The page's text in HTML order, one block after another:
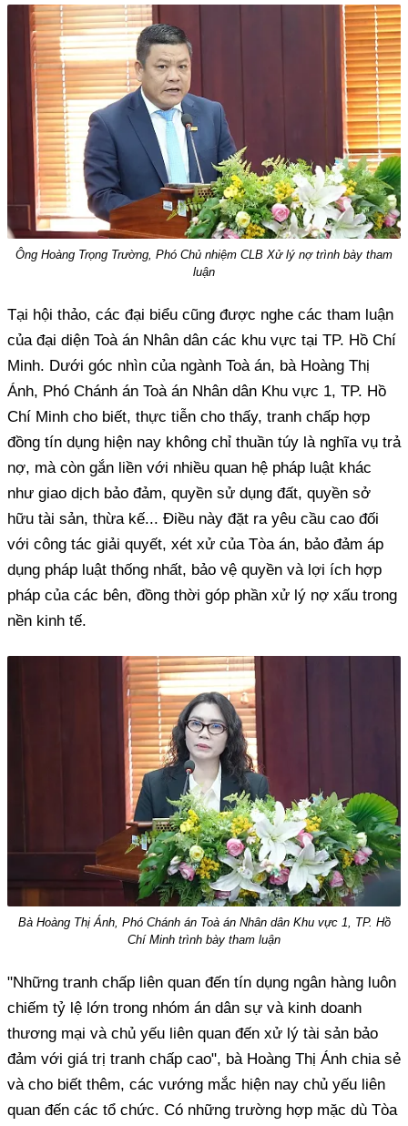
Ông Hoàng Trọng Trường, Phó Chủ nhiệm CLB Xử lý nợ trình bày tham
luận
Tại hội thảo, các đại biểu cũng được nghe các tham luận
của đại diện Toà án Nhân dân các khu vực tại TP. Hồ Chí
Minh. Dưới góc nhìn của ngành Toà án, bà Hoàng Thị
Ánh, Phó Chánh án Toà án Nhân dân Khu vực 1, TP. Hồ
Chí Minh cho biết, thực tiễn cho thấy, tranh chấp hợp
đồng tín dụng hiện nay không chỉ thuần túy là nghĩa vụ trả
nợ, mà còn gắn liền với nhiều quan hệ pháp luật khác
như giao dịch bảo đảm, quyền sử dụng đất, quyền sở
hữu tài sản, thừa kế... Điều này đặt ra yêu cầu cao đối
với công tác giải quyết, xét xử của Tòa án, bảo đảm áp
dụng pháp luật thống nhất, bảo vệ quyền và lợi ích hợp
pháp của các bên, đồng thời góp phần xử lý nợ xấu trong
nền kinh tế.
Bà Hoàng Thị Ánh, Phó Chánh án Toà án Nhân dân Khu vực 1, TP. Hồ
Chí Minh trình bày tham luận
"Những tranh chấp liên quan đến tín dụng ngân hàng luôn
chiếm tỷ lệ lớn trong nhóm án dân sự và kinh doanh
thương mại và chủ yếu liên quan đến xử lý tài sản bảo
đảm với giá trị tranh chấp cao", bà Hoàng Thị Ánh chia sẻ
và cho biết thêm, các vướng mắc hiện nay chủ yếu liên
quan đến các tổ chức. Có những trường hợp mặc dù Tòa